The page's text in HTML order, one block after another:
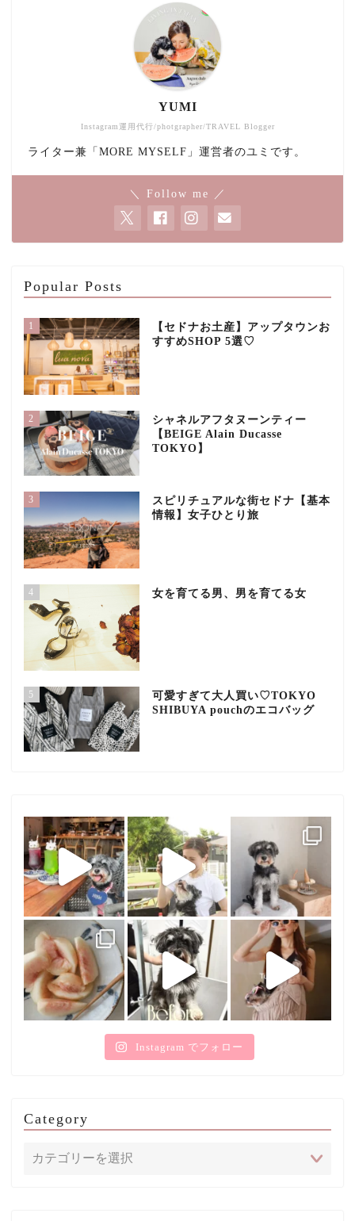
Instagram運用代行/photgrapher/TRAVEL Blogger
YUMI
ライター兼「MORE MYSELF」運営者のユミです。
＼ Follow me ／
Popular Posts
1
【セドナお土産】アップタウンお
すすめSHOP 5選♡
2
シャネルアフタヌーンティー
【BEIGE Alain Ducasse
TOKYO】
3
スピリチュアルな街セドナ【基本
情報】女子ひとり旅
4 女を育てる男、男を育てる女
5
可愛すぎて大人買い♡TOKYO
SHIBUYA pouchのエコバッグ
Instagram でフォロー
Category